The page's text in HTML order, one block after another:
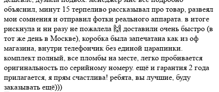
объяснил, минут 15 терпеливо рассказывал про товар, развеял
мои сомнения и отправил фотки реального аппарата. в итоге
рискнула и ни разу не пожалела 🙌 доставили очень быстро (в
тот же день в Москве), коробка была запечатана как из оф
магазина, внутри телефончик без единой царапинки.
комплект полный, все пломбы на месте, легко пробивается
оригинальность по серийному номеру. ещё и гарантия 2 года
прилагается, я прям счастлива! ребята, вы лучшие, буду
заказывать ещё)))